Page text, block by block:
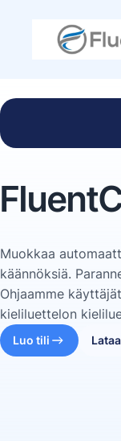
Muokkaa
käännöksiä.
Ohjaamme
kieliluettelon
Luo tili